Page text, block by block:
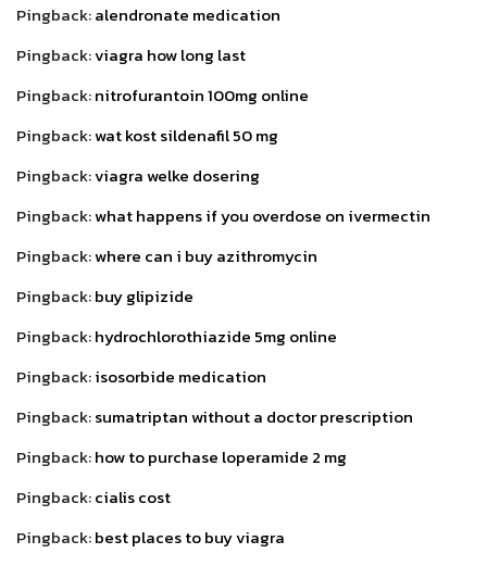
Pingback:alendronate medication
Pingback:viagra how long last
Pingback:nitrofurantoin 100mg online
Pingback:wat kost sildenafil 50 mg
Pingback:viagra welke dosering
Pingback:what happens if you overdose on ivermectin
Pingback:where can i buy azithromycin
Pingback:buy glipizide
Pingback:hydrochlorothiazide 5mg online
Pingback:isosorbide medication
Pingback:sumatriptan without a doctor prescription
Pingback:how to purchase loperamide 2 mg
Pingback:cialis cost
Pingback:best places to buy viagra